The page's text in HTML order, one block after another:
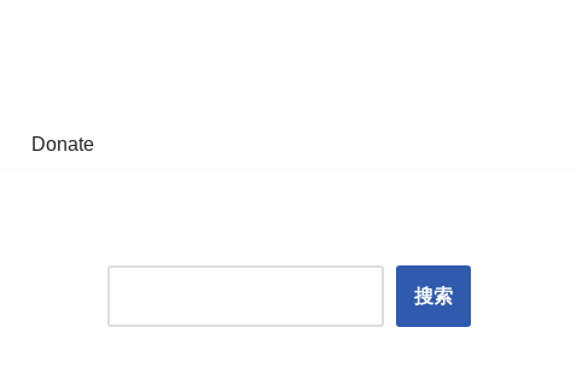
Donate
搜索